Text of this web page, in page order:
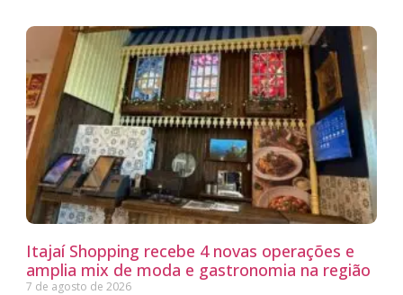
Itajaí Shopping recebe 4 novas operações e
amplia mix de moda e gastronomia na região
7 de agosto de 2026